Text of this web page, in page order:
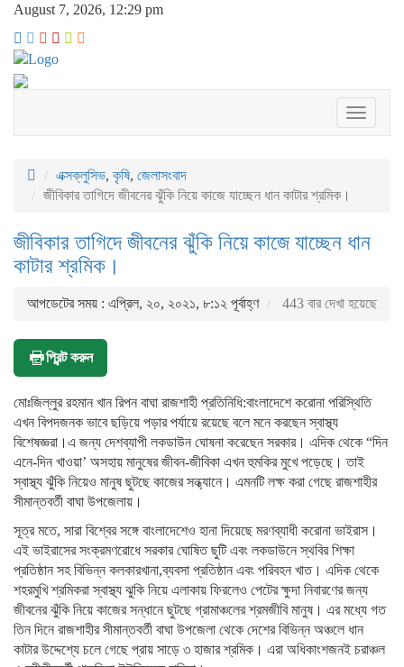
August 7, 2026, 12:29 pm
Toggle
এক্সক্লুসিভ, কৃষি, জেলাসংবাদ
জীবিকার তাগিদে জীবনের ঝুঁকি নিয়ে কাজে যাচ্ছেন ধান কাটার শ্রমিক।
জীবিকার তাগিদে জীবনের ঝুঁকি নিয়ে কাজে যাচ্ছেন ধান
কাটার শ্রমিক।
আপডেটের সময় : এপ্রিল, ২০, ২০২১, ৮:১২ পূর্বাহ্ণ 443 বার দেখা হয়েছে
প্রিন্ট করুন
মোঃজিল্লুর রহমান খান রিপন বাঘা রাজশাহী প্রতিনিধি:বাংলাদেশে করোনা পরিস্থিতি
এখন বিপদজনক ভাবে ছড়িয়ে পড়ার পর্যায়ে রয়েছে বলে মনে করছেন স্বাস্থ্য
বিশেষজ্ঞরা।এ জন্য দেশব্যাপী লকডাউন ঘোষনা করেছেন সরকার। এদিক থেকে “দিন
এনে-দিন খাওয়া’ অসহায় মানুষের জীবন-জীবিকা এখন হুমকির মুখে পড়েছে। তাই
স্বাস্থ্য ঝুঁকি নিয়েও মানুষ ছুটছে কাজের সন্ধ্যানে। এমনটি লক্ষ করা গেছে রাজশাহীর
সীমান্তবর্তী বাঘা উপজেলায়।
সূত্র মতে, সারা বিশ্বের সঙ্গে বাংলাদেশেও হানা দিয়েছে মরণব্যাধী করোনা ভাইরাস।
এই ভাইরাসের সংক্রমণরোধে সরকার ঘোষিত ছুটি এবং লকডাউনে স্থবির শিক্ষা
প্রতিষ্ঠান সহ বিভিন্ন কলকারখানা,ব্যবসা প্রতিষ্ঠান এবং পরিবহন খাত। এদিক থেকে
শহরমুখি শ্রমিকরা স্বাস্থ্য ঝুকি নিয়ে এলাকায় ফিরলেও পেটের ক্ষুদা নিবারণের জন্য
জীবনের ঝুঁকি নিয়ে কাজের সন্ধানে ছুটছে গ্রামাঞ্চলের শ্রমজীবি মানুষ। এর মধ্যে গত
তিন দিনে রাজশাহীর সীমান্তবর্তী বাঘা উপজেলা থেকে দেশের বিভিন্ন অঞ্চলে ধান
কাটার উদ্দেশ্যে চলে গেছে প্রায় সাড়ে ৩ হাজার শ্রমিক। এরা অধিকাংশজনই চরাঞ্চল